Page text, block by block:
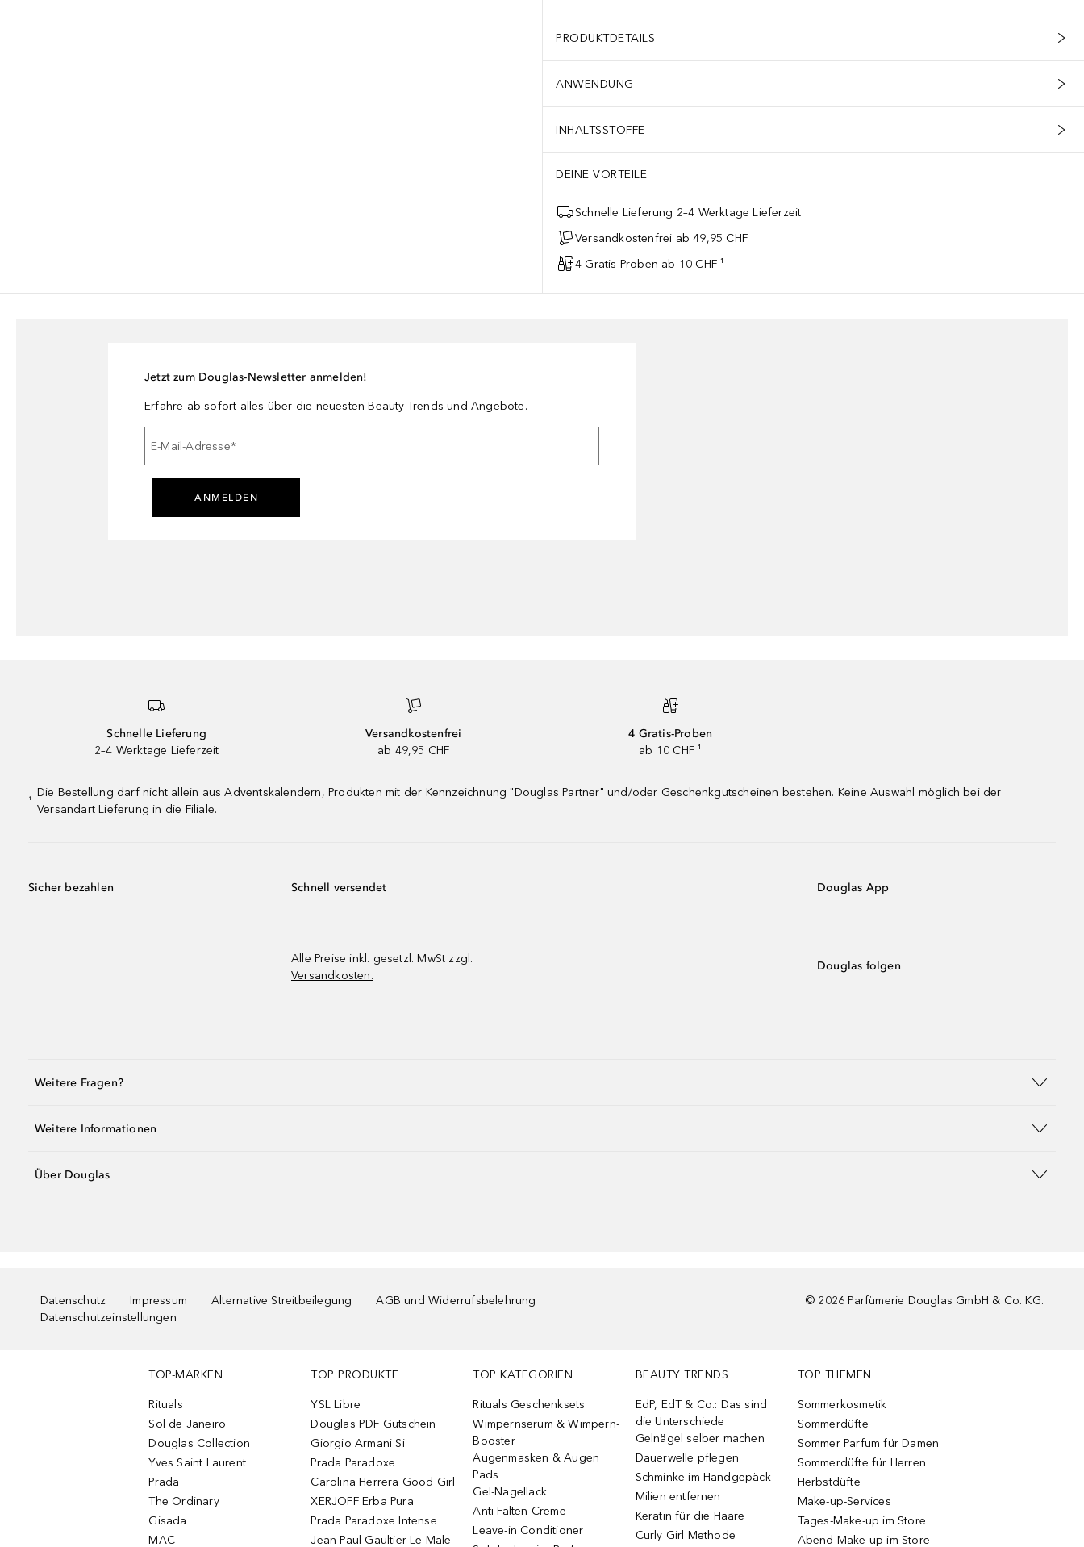
PRODUKTDETAILS
ANWENDUNG
INHALTSSTOFFE
DEINE VORTEILE
Schnelle Lieferung 2–4 Werktage Lieferzeit
Versandkostenfrei ab 49,95 CHF
4 Gratis-Proben ab 10 CHF ¹
Jetzt zum Douglas-Newsletter anmelden!
Erfahre ab sofort alles über die neuesten Beauty-Trends und Angebote.
E-Mail-Adresse*
ANMELDEN
Schnelle Lieferung
2–4 Werktage Lieferzeit
Versandkostenfrei
ab 49,95 CHF
4 Gratis-Proben
ab 10 CHF ¹
¹
Die Bestellung darf nicht allein aus Adventskalendern, Produkten mit der Kennzeichnung "Douglas Partner" und/oder Geschenkgutscheinen bestehen. Keine Auswahl möglich bei der
Versandart Lieferung in die Filiale.
Sicher bezahlen Schnell versendet
Alle Preise inkl. gesetzl. MwSt zzgl.
Versandkosten.
Douglas App
Douglas folgen
Weitere Fragen?
Weitere Informationen
Über Douglas
Datenschutz Impressum Alternative Streitbeilegung
AGB und Widerrufsbelehrung
Datenschutzeinstellungen
© 2026 Parfümerie Douglas GmbH & Co. KG.
TOP-MARKEN
Rituals
Sol de Janeiro
Douglas Collection
Yves Saint Laurent
Prada
The Ordinary
Gisada
MAC
TOP PRODUKTE
YSL Libre
Douglas PDF Gutschein
Giorgio Armani Si
Prada Paradoxe
Carolina Herrera Good Girl
XERJOFF Erba Pura
Prada Paradoxe Intense
Jean Paul Gaultier Le Male
TOP KATEGORIEN
Rituals Geschenksets
Wimpernserum & Wimpern-
Booster
Augenmasken & Augen
Pads
Gel-Nagellack
Anti-Falten Creme
Leave-in Conditioner
BEAUTY TRENDS
EdP, EdT & Co.: Das sind
die Unterschiede
Gelnägel selber machen
Dauerwelle pflegen
Schminke im Handgepäck
Milien entfernen
Keratin für die Haare
Curly Girl Methode
TOP THEMEN
Sommerkosmetik
Sommerdüfte
Sommer Parfum für Damen
Sommerdüfte für Herren
Herbstdüfte
Make-up-Services
Tages-Make-up im Store
Abend-Make-up im Store